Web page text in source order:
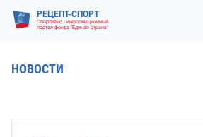
РЕЦЕПТ-СПОРТ
Спортивно - информационный
портал фонда "Единая страна"
НОВОСТИ